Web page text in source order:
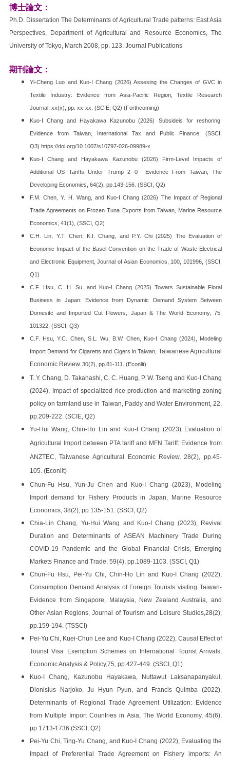
博士論文：
Ph.D. Dissertation The Determinants of Agricultural Trade patterns: East Asia
Perspectives, Department of Agricultural and Resource Economics, The
University of Tokyo, March 2008, pp. 123. Journal Publications
期刊論文：
Yi-Cheng Luo and Kuo-I Chang (2026) Assesing the Changes of GVC in
Textile Industry: Evidence from Asia-Pacific Region, Textile Research
Journal, xx(x), pp. xx-xx. (SCIE, Q2) (Forthcoming)
Kuo-I Chang and Hayakawa Kazunobu (2026) Subsideis for reshoring:
Evidence from Taiwan, International Tax and Public Finance, (SSCI,
Q3) https://doi.org/10.1007/s10797-026-09989-x
Kuo-I Chang and Hayakawa Kazunobu (2026) Firm‐Level Impacts of
Additional US Tariffs Under Trump 2 0 Evidence From Taiwan, The
Developing Economies, 64(2), pp.143-156. (SSCI, Q2)
F.M. Chen, Y. H. Wang, and Kuo-I Chang (2026) The Impact of Regional
Trade Agreements on Frozen Tuna Exports from Taiwan, Marine Resource
Economics, 41(1), (SSCI, Q2)
C.H. Lin, Y.T. Chen, K.I. Chang, and P.Y. Chi (2025) The Evaluation of
Economic Impact of the Basel Convention on the Trade of Waste Electrical
and Electronic Equipment, Journal of Asian Economics, 100, 101996, (SSCI,
Q1)
C.F. Hsu, C. H. Su, and Kuo-I Chang (2025) Towars Sustainable Floral
Business in Japan: Evidence from Dynamic Demand System Between
Domesitc and Imported Cut Flowers, Japan & The World Economy, 75,
101322, (SSCI, Q3)
C.F. Hsu, Y.C. Chen, S.L. Wu, B.W. Chen, Kuo-I Chang (2024), Modeling
Import Demand for Cigaretts and Cigers in Taiwan, Taiwanese Agricultural
Economic Review, 30(2), pp.81-111. (Econlit)
T. Y. Chang, D. Takahashi, C. C. Huang, P. W. Tseng and Kuo‑I Chang
(2024), Impact of specialized rice production and marketing zoning
policy on farmland use in Taiwan, Paddy and Water Environment, 22,
pp.209-222. (SCIE, Q2)
Yu-Hui Wang, Chin-Ho Lin and Kuo-I Chang (2023),
Evaluation of
Agricultural Import between PTA tariff and MFN Tariff: Evidence from
ANZTEC, Taiwanese Agricultural Economic Review,28(2), pp.45-
105. (Econlit)
Chun-Fu Hsu, Yun-Ju Chen and Kuo-I Chang (2023),
Modeling
Import demand for Fishery Products in Japan, Marine Resource
Economics, 38(2), pp.135-151. (SSCI, Q2)
Chia-Lin Chang, Yu-Hui Wang and Kuo-I Chang (2023), Revival
Duration and Determinants of ASEAN Machinery Trade During
COVID-19 Pandemic and the Global Financial Crisis, Emerging
Markets Finance and Trade, 59(4), pp.1089-1103. (SSCI, Q1)
Chun-Fu Hsu, Pei-Yu Chi, Chin-Ho Lin and Kuo-I Chang (2022),
Consumption Demand Analysis of Foreign Tourists visiting Taiwan-
Evidence from Singapore, Malaysia, New Zealand Australia, and
Other Asian Regions, Journal of Tourism and Leisure Studies,28(2),
pp.159-194. (TSSCI)
Pei-Yu Chi, Kuei-Chun Lee and Kuo-I Chang (2022), Causal Effect of
Tourist Visa Exemption Schemes on International Tourist Arrivals,
Economic Analysis & Policy,75, pp.427-449. (SSCI, Q1)
Kuo-I Chang, Kazunobu Hayakawa, Nuttawut Laksanapanyakul,
Dionisius Narjoko, Ju Hyun Pyun, and Francis Quimba (2022),
Determinants of Regional Trade Agreement Utilization: Evidence
from Multiple Import Countries in Asia, The World Economy, 45(6),
pp.1713-1736.(SSCI, Q2)
Pei-Yu Chi, Ting-Yu Chang, and Kuo-I Chang (2022), Evaluating the
Impact of Preferential Trade Agreement on Fishery imports: An